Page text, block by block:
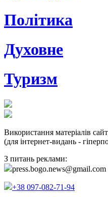
Політика
Духовне
Туризм
Використання матеріалів
(для інтернет-видань -
З питань реклами:
press.bogo.news@gmail.com
+38 097-082-71-94